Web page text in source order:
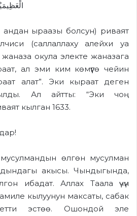
андан ыраазы болсун) риваят
(саллаллаху алейхи уа
жаназа окула электе жаназага
ат, ал эми ким көмүүгө чейин
ат алат”. Эки кыраат деген
Ал айтты: “Эки чоң
кылган 1633.
!
өлгөн мусулман
акысы. Чындыгында,
ибадат. Аллах Таала үчүн
кылуунун максаты, сабак
эстөө. Ошондой эле